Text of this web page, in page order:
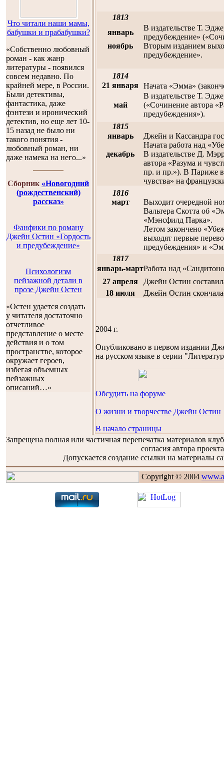
Что читали наши мамы,
бабушки и прабабушки?
«Собственно любовный
роман - как жанр
литературы - появился
совсем недавно. По
крайней мере, в России.
Были детективы,
фантастика, даже
фэнтези и иронический
детектив, но еще лет 10-
15 назад не было ни
такого понятия -
любовный роман, ни
даже намека на него...»
Сборник «Новогодний
(рождественский)
рассказ»
Фанфики по роману
Джейн Остин «Гордость
и предубеждение»
Психологизм
пейзажной детали в
прозе Джейн Остен
«Остен удается создать
у читателя достаточно
отчетливое
представление о месте
действия и о том
пространстве, которое
окружает героев,
избегая объемных
пейзажных
описаний…»
1813
январь
В издательстве Т.
предубеждение»
ноябрь
Вторым изданием
предубеждение».
1814
21 января Начата «Эмма»
май
В издательстве Т.
(«Сочинение автора
предубеждения»).
1815
январь
Джейн и Кассандра
Начата работа над
декабрь
В издательстве Д.
автора «Разума и
пр. и пр.»). В Париже
чувства» на
1816
март
Выходит очередной
Вальтера Скотта об
«Мэнсфилд Парка».
Летом закончено
выходят первые
предубеждения» и
1817
январь-мартРабота над
27 апреля
Джейн Остин
18 июля
Джейн Остин
2004 г.
Oпубликовано в первом издании
на русском языке в серии
Обсудить на форуме
О жизни и творчестве Джейн Остин
В начало страницы
Запрещена полная или частичная перепечатка материалов
согласия автора
Допускается создание ссылки на материалы
Copyright © 2004